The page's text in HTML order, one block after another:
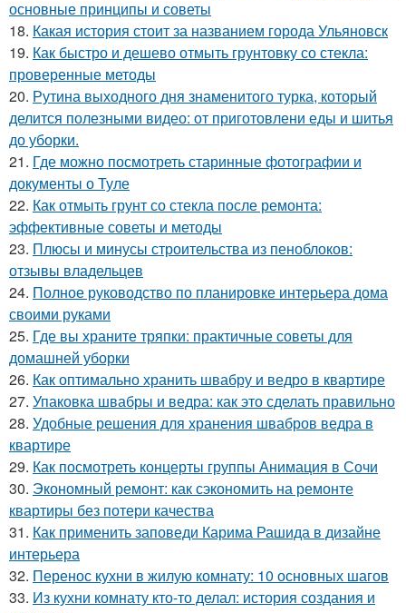
основные принципы и советы
18. Какая история стоит за названием города Ульяновск
19. Как быстро и дешево отмыть грунтовку со стекла:
проверенные методы
20. Рутина выходного дня знаменитого турка, который
делится полезными видео: от приготовлени еды и шитья
до уборки.
21. Где можно посмотреть старинные фотографии и
документы о Туле
22. Как отмыть грунт со стекла после ремонта:
эффективные советы и методы
23. Плюсы и минусы строительства из пеноблоков:
отзывы владельцев
24. Полное руководство по планировке интерьера дома
своими руками
25. Где вы храните тряпки: практичные советы для
домашней уборки
26. Как оптимально хранить швабру и ведро в квартире
27. Упаковка швабры и ведра: как это сделать правильно
28. Удобные решения для хранения швабров ведра в
квартире
29. Как посмотреть концерты группы Анимация в Сочи
30. Экономный ремонт: как сэкономить на ремонте
квартиры без потери качества
31. Как применить заповеди Карима Рашида в дизайне
интерьера
32. Перенос кухни в жилую комнату: 10 основных шагов
33. Из кухни комнату кто-то делал: история создания и